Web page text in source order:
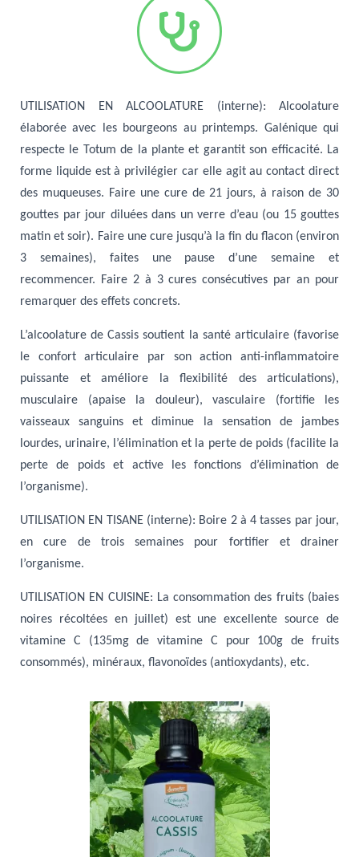
UTILISATION EN ALCOOLATURE (interne): Alcoolature
élaborée avec les bourgeons au printemps. Galénique qui
respecte le Totum de la plante et garantit son efficacité. La
forme liquide est à privilégier car elle agit au contact direct
des muqueuses. Faire une cure de 21 jours, à raison de 30
gouttes par jour diluées dans un verre d’eau (ou 15 gouttes
matin et soir). Faire une cure jusqu’à la fin du flacon (environ
3 semaines), faites une pause d’une semaine et
recommencer. Faire 2 à 3 cures consécutives par an pour
remarquer des effets concrets.
L’alcoolature de Cassis soutient la santé articulaire (favorise
le confort articulaire par son action anti-inflammatoire
puissante et améliore la flexibilité des articulations),
musculaire (apaise la douleur), vasculaire (fortifie les
vaisseaux sanguins et diminue la sensation de jambes
lourdes, urinaire, l’élimination et la perte de poids (facilite la
perte de poids et active les fonctions d’élimination de
l’organisme).
UTILISATION EN TISANE (interne): Boire 2 à 4 tasses par jour,
en cure de trois semaines pour fortifier et drainer
l’organisme.
UTILISATION EN CUISINE: La consommation des fruits (baies
noires récoltées en juillet) est une excellente source de
vitamine C (135mg de vitamine C pour 100g de fruits
consommés), minéraux, flavonoïdes (antioxydants), etc.